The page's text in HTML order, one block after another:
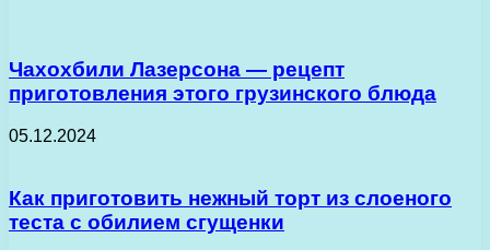
Чахохбили Лазерсона — рецепт
приготовления этого грузинского блюда
05.12.2024
Как приготовить нежный торт из слоеного
теста с обилием сгущенки